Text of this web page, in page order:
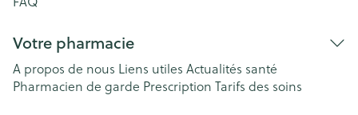
Votre pharmacie
A propos de nous Liens utiles Actualités santé
Pharmacien de garde Prescription Tarifs des soins